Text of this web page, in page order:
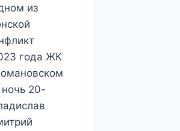
из
года ЖК
20-